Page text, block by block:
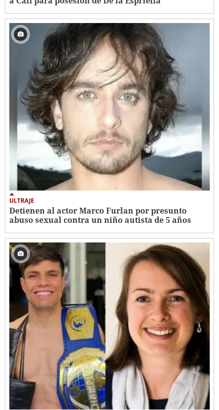
ULTRAJE
Detienen al actor Marco Furlan por presunto
abuso sexual contra un niño autista de 5 años